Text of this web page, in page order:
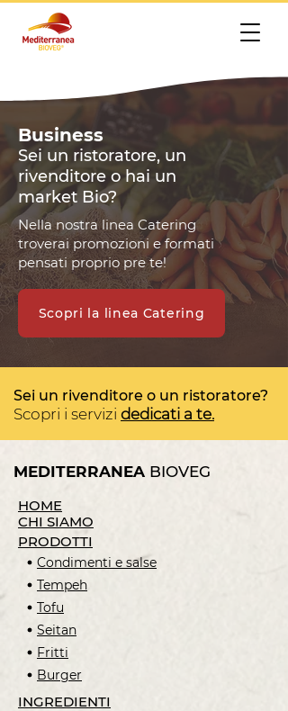
Business
Sei un ristoratore, un
rivenditore o hai un
market Bio?
Nella nostra linea Catering
troverai promozioni e formati
pensati proprio pre te!
Scopri la linea Catering
Sei un rivenditore o un ristoratore?
Scopri i servizi dedicati a te.
MEDITERRANEA BIOVEG
HOME
CHI SIAMO
PRODOTTI
Condimenti e salse
Tempeh
Tofu
Seitan
Fritti
Burger
INGREDIENTI